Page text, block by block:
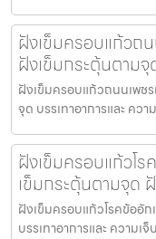
ฝังเข็มครอบแก้วถ
ฝังเข็มกระตุ้นตาม
ฝังเข็มครอบแก้วถนนเพช
จุด บรรเทาอาการและ คว
ฝังเข็มครอบแก้วโ
เข็มกระตุ้นตามจุด
ฝังเข็มครอบแก้วโรคข้ออั
บรรเทาอาการและ ความ